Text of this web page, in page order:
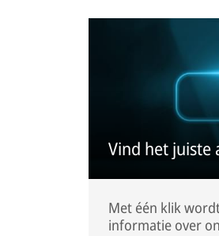
Vind het juiste
Met één klik
informatie over